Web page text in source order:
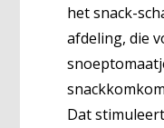
het snack-
afdeling, die
Dat